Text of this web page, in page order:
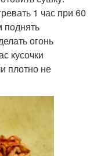
1 час при 60
поднять
огонь
кусочки
плотно не